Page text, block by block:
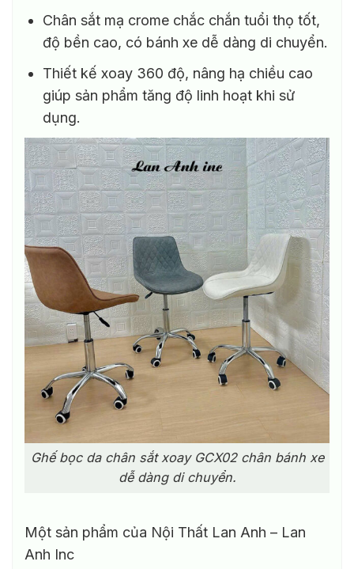
Chân sắt mạ crome chắc chắn tuổi thọ tốt,
độ bền cao, có bánh xe dễ dàng di chuyển.
Thiết kế xoay 360 độ, nâng hạ chiều cao
giúp sản phẩm tăng độ linh hoạt khi sử
dụng.
Ghế bọc da chân sắt xoay GCX02 chân bánh xe
dễ dàng di chuyển.
Một sản phẩm của Nội Thất Lan Anh – Lan
Anh Inc